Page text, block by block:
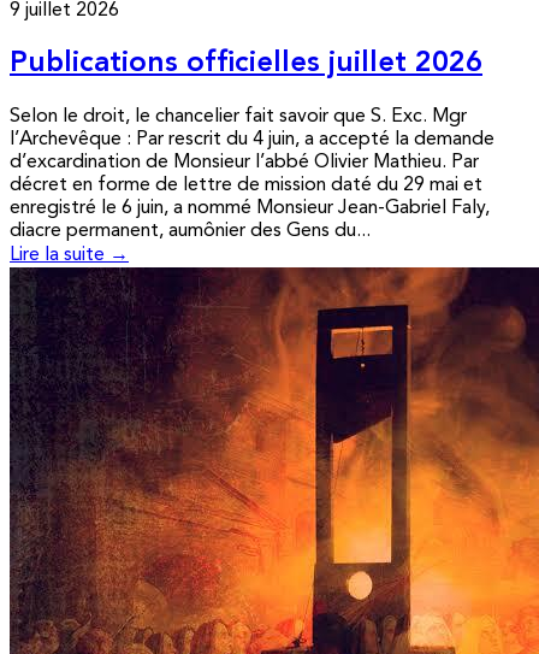
9 juillet 2026
Publications officielles juillet 2026
Selon le droit, le chancelier fait savoir que S. Exc. Mgr
l’Archevêque : Par rescrit du 4 juin, a accepté la demande
d’excardination de Monsieur l’abbé Olivier Mathieu. Par
décret en forme de lettre de mission daté du 29 mai et
enregistré le 6 juin, a nommé Monsieur Jean-Gabriel Faly,
diacre permanent, aumônier des Gens du...
Lire la suite →